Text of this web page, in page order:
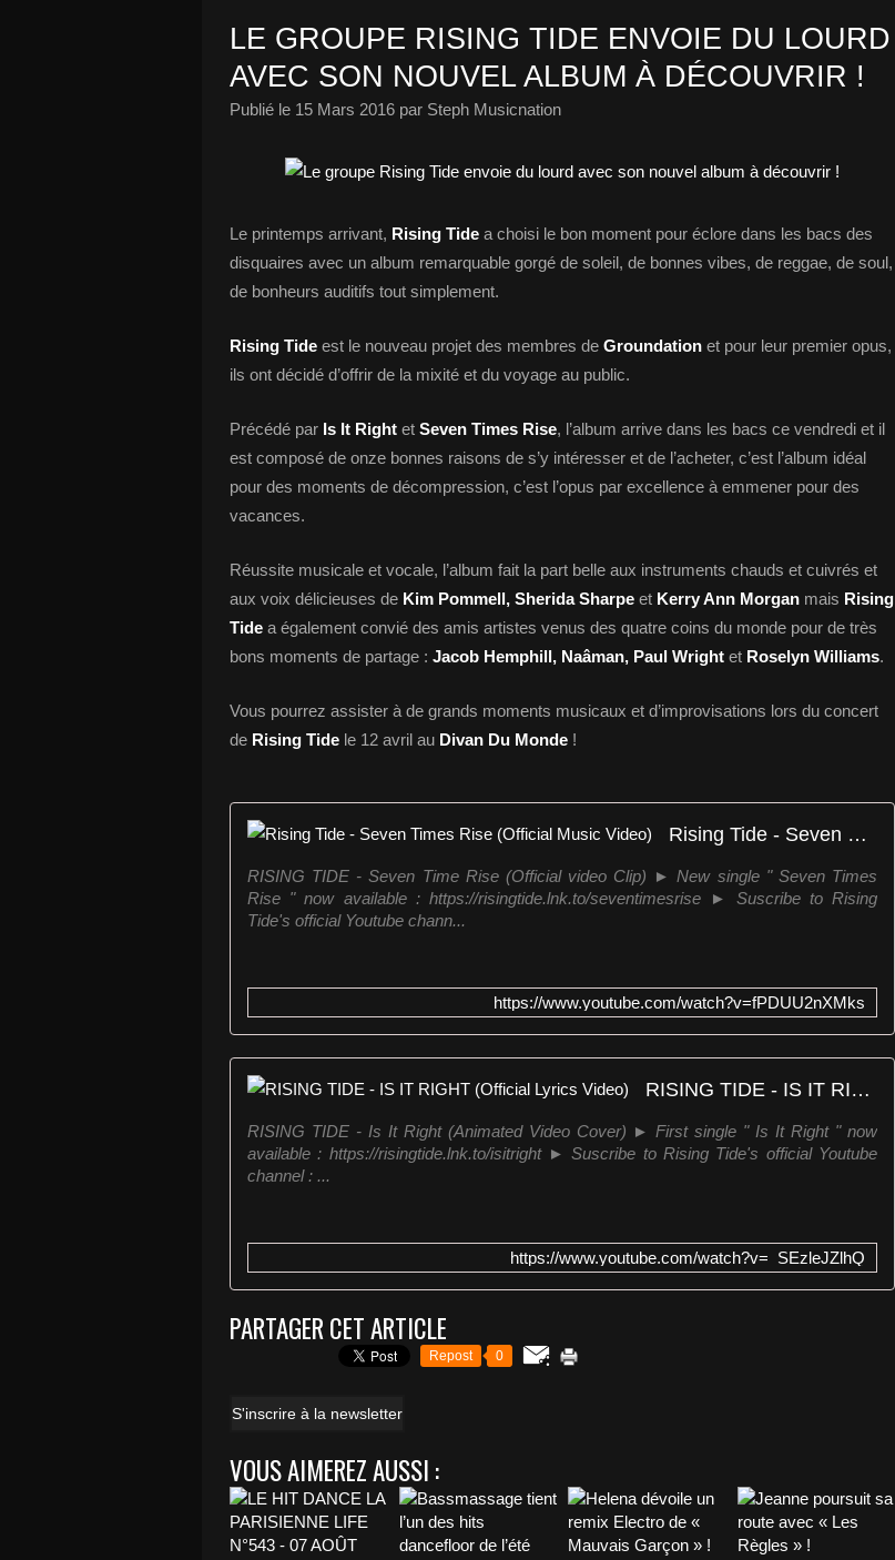
LE GROUPE RISING TIDE ENVOIE DU LOURD
AVEC SON NOUVEL ALBUM À DÉCOUVRIR !
Publié le 15 Mars 2016 par Steph Musicnation
Le printemps arrivant, Rising Tide a choisi le bon moment pour éclore dans les bacs des
disquaires avec un album remarquable gorgé de soleil, de bonnes vibes, de reggae, de soul,
de bonheurs auditifs tout simplement.
Rising Tide est le nouveau projet des membres de Groundation et pour leur premier opus,
ils ont décidé d’offrir de la mixité et du voyage au public.
Précédé par Is It Right et Seven Times Rise, l’album arrive dans les bacs ce vendredi et il
est composé de onze bonnes raisons de s’y intéresser et de l’acheter, c’est l’album idéal
pour des moments de décompression, c’est l’opus par excellence à emmener pour des
vacances.
Réussite musicale et vocale, l’album fait la part belle aux instruments chauds et cuivrés et
aux voix délicieuses de Kim Pommell, Sherida Sharpe et Kerry Ann Morgan mais Rising
Tide a également convié des amis artistes venus des quatre coins du monde pour de très
bons moments de partage : Jacob Hemphill, Naâman, Paul Wright et Roselyn Williams.
Vous pourrez assister à de grands moments musicaux et d’improvisations lors du concert
de Rising Tide le 12 avril au Divan Du Monde !
Rising Tide - Seven Times Rise (Official Music Video)
RISING TIDE - Seven Time Rise (Official video Clip) ► New single " Seven Times
Rise " now available : https://risingtide.lnk.to/seventimesrise ► Suscribe to Rising
Tide's official Youtube chann...
https://www.youtube.com/watch?v=fPDUU2nXMks
RISING TIDE - IS IT RIGHT (Official Lyrics Video)
RISING TIDE - Is It Right (Animated Video Cover) ► First single " Is It Right " now
available : https://risingtide.lnk.to/isitright ► Suscribe to Rising Tide's official Youtube
channel : ...
https://www.youtube.com/watch?v=_SEzleJZlhQ
PARTAGER CET ARTICLE
Repost 0
S'inscrire à la newsletter
VOUS AIMEREZ AUSSI :